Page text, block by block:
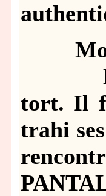
Mon
tort. Il
trahi